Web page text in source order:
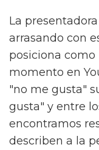
La
arrasando con
posiciona como
momento en
"no me gusta"
gusta" y entre
encontramos
describen a la